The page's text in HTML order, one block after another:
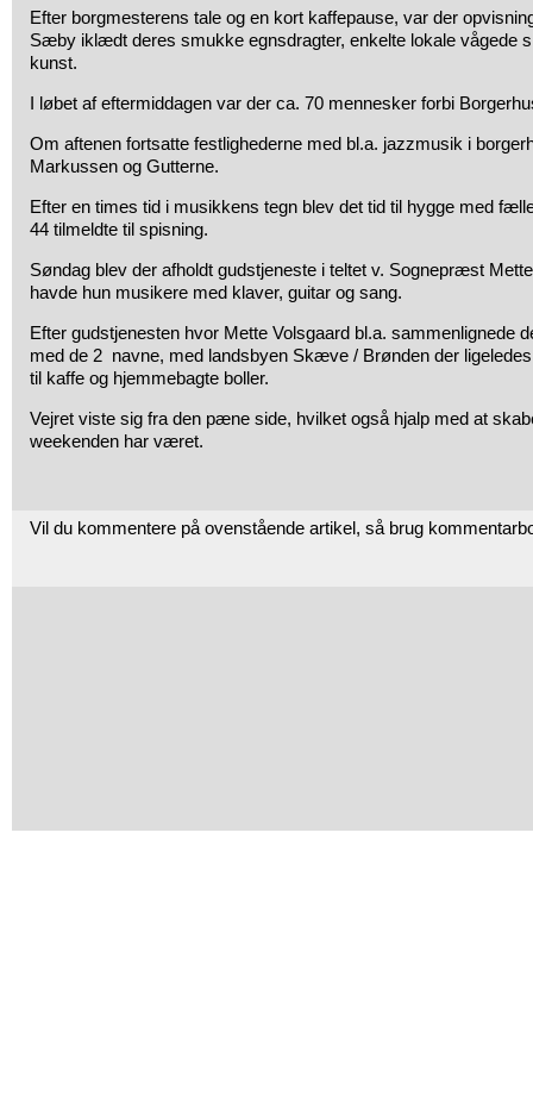
Efter borgmesterens tale og en kort kaffepause, var der
Sæby iklædt deres smukke egnsdragter, enkelte lokale vågede
kunst.
I løbet af eftermiddagen var der ca. 70 mennesker forbi
Om aftenen fortsatte festlighederne med bl.a. jazzmusik i
Markussen og Gutterne.
Efter en times tid i musikkens tegn blev det tid til hygge med
44 tilmeldte til spisning.
Søndag blev der afholdt gudstjeneste i teltet v. Sognepræst
havde hun musikere med klaver, guitar og sang.
Efter gudstjenesten hvor Mette Volsgaard bl.a. sammenlignede
med de 2 navne, med landsbyen Skæve / Brønden der
til kaffe og hjemmebagte boller.
Vejret viste sig fra den pæne side, hvilket også hjalp med at
weekenden har været.
Vil du kommentere på ovenstående artikel, så brug